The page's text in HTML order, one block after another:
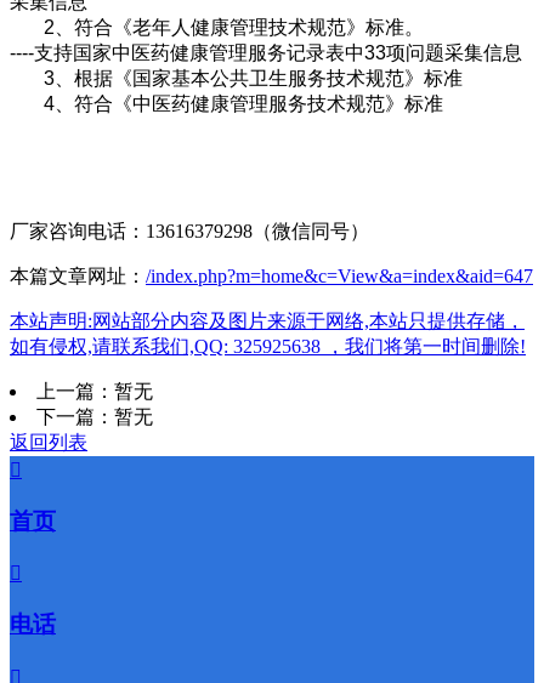
2、符合《老年人健康管理技术规范》标准。
----支持国家中医药健康管理服务记录表中33项问题采集信息
3、根据《国家基本公共卫生服务技术规范》标准
4、符合《中医药健康管理服务技术规范》标准
厂家咨询电话：13616379298（微信同号）
本篇文章网址： /index.php?m=home&c=View&a=index&aid=647
本站声明:网站部分内容及图片来源于网络,本站只提供存储，
如有侵权,请联系我们,QQ: 325925638 ，我们将第一时间删除!
上一篇：暂无
下一篇：暂无
返回列表

首页

电话
